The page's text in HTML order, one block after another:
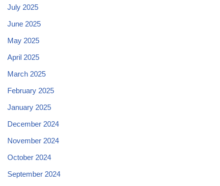
July 2025
June 2025
May 2025
April 2025
March 2025
February 2025
January 2025
December 2024
November 2024
October 2024
September 2024